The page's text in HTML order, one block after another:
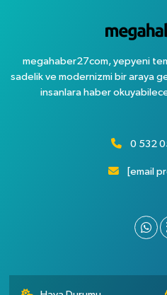
megahaber27com, yepyeni
sadelik ve modernizmi bir araya
insanlara haber
0 532
[email